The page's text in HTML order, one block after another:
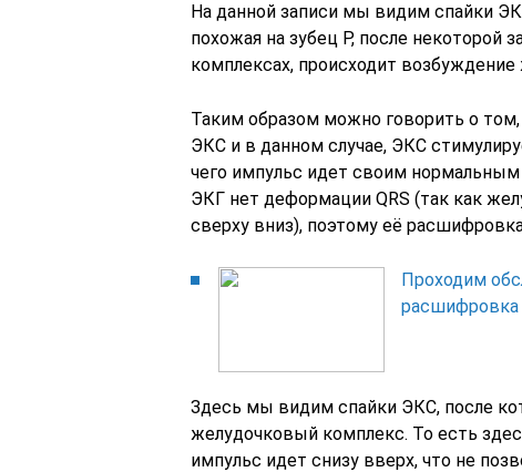
На данной записи мы видим спайки
похожая на зубец Р, после некоторой
комплексах, происходит возбуждение
Таким образом можно говорить о
ЭКС и в данном случае, ЭКС
чего импульс идет своим
ЭКГ нет деформации QRS (так как
сверху вниз), поэтому её
Проходим
расшифровка
Здесь мы видим спайки ЭКС, после
желудочковый комплекс. То есть
импульс идет снизу вверх, что не